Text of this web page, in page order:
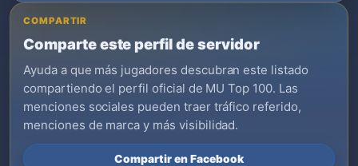
COMPARTIR
Comparte este perfil de servidor
Ayuda a que más jugadores descubran este listado
compartiendo el perfil oficial de MU Top 100. Las
menciones sociales pueden traer tráfico referido,
menciones de marca y más visibilidad.
Compartir en Facebook